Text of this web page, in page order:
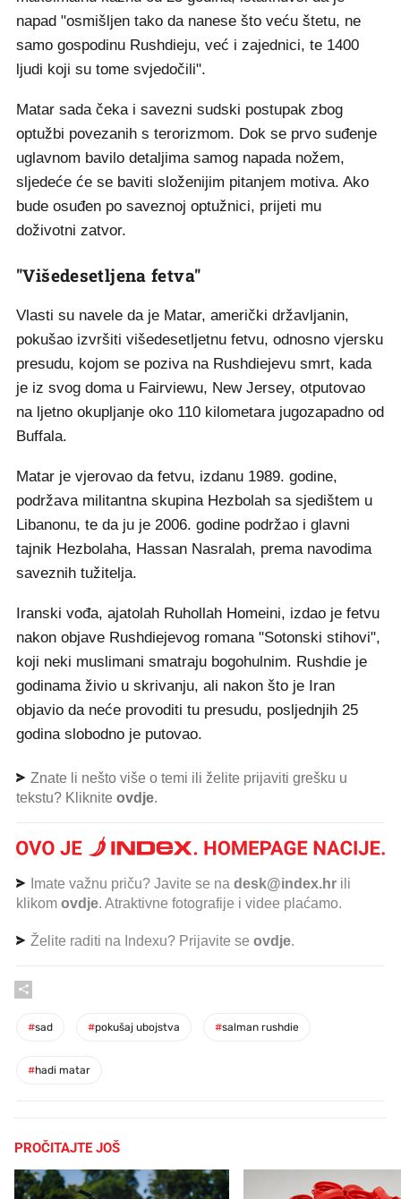
napad "osmišljen tako da nanese što veću štetu, ne
samo gospodinu Rushdieju, već i zajednici, te 1400
ljudi koji su tome svjedočili".
Matar sada čeka i savezni sudski postupak zbog
optužbi povezanih s terorizmom. Dok se prvo suđenje
uglavnom bavilo detaljima samog napada nožem,
sljedeće će se baviti složenijim pitanjem motiva. Ako
bude osuđen po saveznoj optužnici, prijeti mu
doživotni zatvor.
"Višedesetljena fetva"
Vlasti su navele da je Matar, američki državljanin,
pokušao izvršiti višedesetljetnu fetvu, odnosno vjersku
presudu, kojom se poziva na Rushdiejevu smrt, kada
je iz svog doma u Fairviewu, New Jersey, otputovao
na ljetno okupljanje oko 110 kilometara jugozapadno od
Buffala.
Matar je vjerovao da fetvu, izdanu 1989. godine,
podržava militantna skupina Hezbolah sa sjedištem u
Libanonu, te da ju je 2006. godine podržao i glavni
tajnik Hezbolaha, Hassan Nasralah, prema navodima
saveznih tužitelja.
Iranski vođa, ajatolah Ruhollah Homeini, izdao je fetvu
nakon objave Rushdiejevog romana "Sotonski stihovi",
koji neki muslimani smatraju bogohulnim. Rushdie je
godinama živio u skrivanju, ali nakon što je Iran
objavio da neće provoditi tu presudu, posljednjih 25
godina slobodno je putovao.
Znate li nešto više o temi ili želite prijaviti grešku u
tekstu? Kliknite ovdje.
Imate važnu priču? Javite se na desk@index.hr ili
klikom ovdje. Atraktivne fotografije i videe plaćamo.
Želite raditi na Indexu? Prijavite se ovdje.
#sad #pokušaj ubojstva #salman rushdie
#hadi matar
PROČITAJTE JOŠ